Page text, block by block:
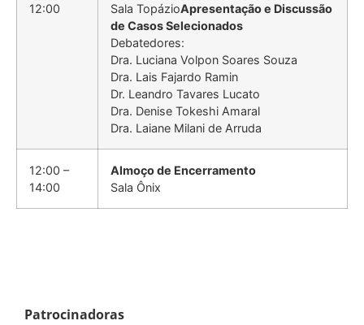
12:00
Sala TopázioApresentação e Discussão
de Casos Selecionados
Debatedores:
Dra. Luciana Volpon Soares Souza
Dra. Lais Fajardo Ramin
Dr. Leandro Tavares Lucato
Dra. Denise Tokeshi Amaral
Dra. Laiane Milani de Arruda
12:00 –
14:00
Almoço de Encerramento
Sala Ônix
Patrocinadoras